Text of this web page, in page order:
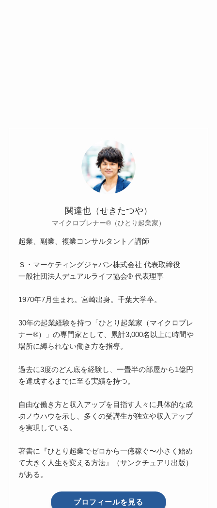
関達也（せきたつや）
マイクロプレナー®（ひとり起業家）
起業、副業、複業コンサルタント／講師
Ｓ・マーケティングジャパン株式会社 代表取締役
一般社団法人デュアルライフ協会® 代表理事
1970年7月生まれ。宮崎出身。千葉大学卒。
30年の起業経験を持つ「ひとり起業家（マイクロプレ
ナー®）」の専門家として、累計3,000名以上に時間や
場所に縛られない働き方を指導。
過去に3度のどん底を経験し、一畳半の部屋から1億円
を達成するまでに至る実績を持つ。
自由な働き方と収入アップを目指す人々に具体的な成
功ノウハウを示し、多くの受講生が独立や収入アップ
を実現している。
著書に『ひとり起業でゼロから一億稼ぐ〜小さく始め
て大きく人生を変える方法』（サンクチュアリ出版）
がある。
プロフィールを見る